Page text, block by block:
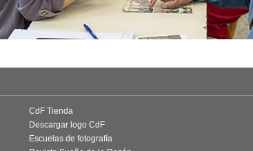
CdF Tienda
Descargar logo CdF
Escuelas de fotografía